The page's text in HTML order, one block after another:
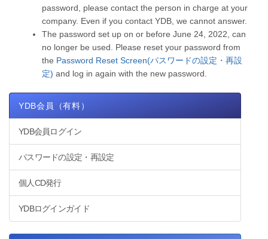
password, please contact the person in charge at your
company. Even if you contact YDB, we cannot answer.
The password set up on or before June 24, 2022, can
no longer be used. Please reset your password from
the Password Reset Screen(パスワードの設定・再設
定) and log in again with the new password.
YDB会員（有料）
YDB会員ログイン
パスワードの設定・再設定
個人CD発行
YDBログインガイド